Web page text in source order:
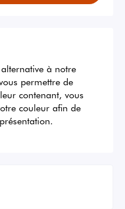
à notre
permettre de
contenant, vous
couleur afin de